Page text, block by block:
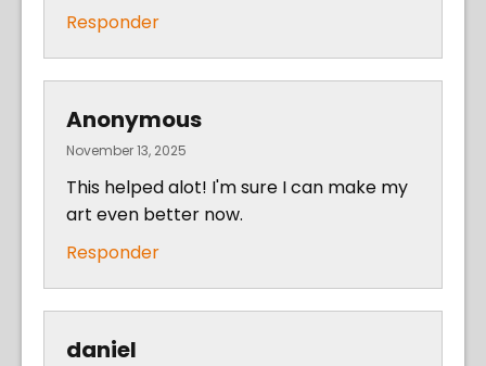
Responder
Anonymous
November 13, 2025
This helped alot! I'm sure I can make my
art even better now.
Responder
daniel